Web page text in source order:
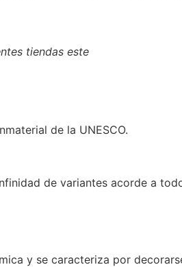
tiendas este
de la UNESCO.
de variantes acorde a
y se caracteriza por